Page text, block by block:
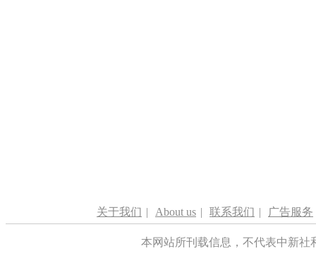
关于我们 | About us | 联系我们 | 广告服务
本网站所刊载信息，不代表中新